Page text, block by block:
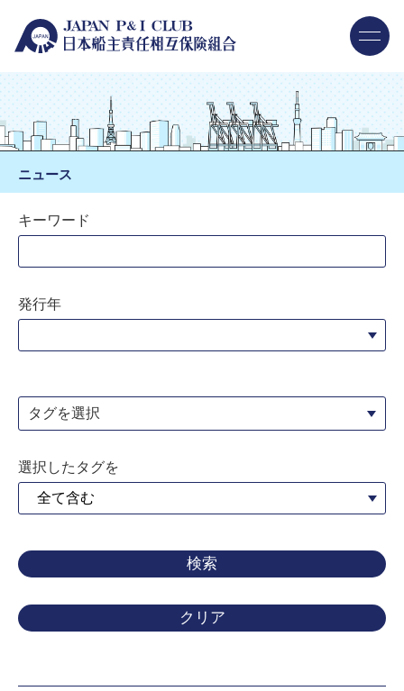
ニュース
キーワード
発行年
タグを選択
選択したタグを
クリア